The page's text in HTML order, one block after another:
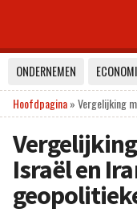
ONDERNEMEN
Hoofdpagina»Vergelijking
Israël en